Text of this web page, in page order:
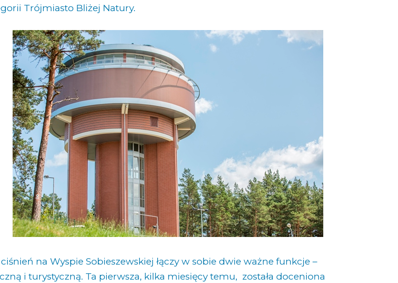
Trójmiasto Bliżej Natury.
na Wyspie Sobieszewskiej łączy w sobie dwie ważne funkcje –
i turystyczną. Ta pierwsza, kilka miesięcy temu, została doceniona